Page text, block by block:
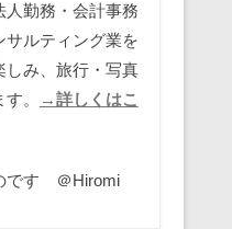
人勤務・会計事務
サルティング業を
しみ、旅行・写真
。
→詳しくはこ
です ＠Hiromi